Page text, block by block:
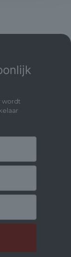
for a
front door,
room offers ample
the wood-burning
outside forms
come
direct access to
utility room with
The ground floor
at the rear,
wordt